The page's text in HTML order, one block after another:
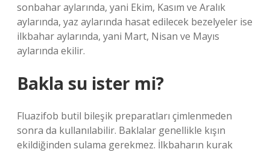
sonbahar aylarında, yani Ekim, Kasım ve Aralık
aylarında, yaz aylarında hasat edilecek bezelyeler ise
ilkbahar aylarında, yani Mart, Nisan ve Mayıs
aylarında ekilir.
Bakla su ister mi?
Fluazifob butil bileşik preparatları çimlenmeden
sonra da kullanılabilir. Baklalar genellikle kışın
ekildiğinden sulama gerekmez. İlkbaharın kurak